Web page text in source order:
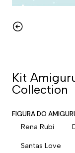
Kit
Collection
FIGURA DO
Rena Rubi
Santas Love